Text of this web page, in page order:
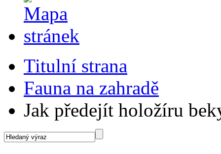
Titulní strana
Fauna na zahradě
Jak předejít holožíru